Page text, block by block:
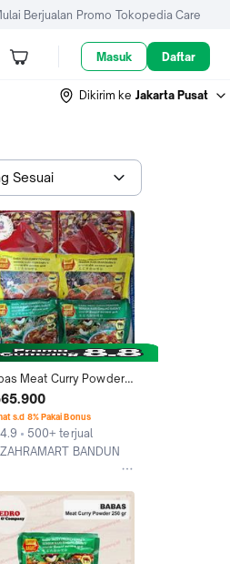
Berjualan Promo Tokopedia Care
Masuk Daftar
Dikirim ke Jakarta Pusat
Sesuai
Meat Curry Powder /
powder / fish curry
250 Gram murah
s.d 8% Pakai Bonus
4.9
500+ terjual
ZAHRAMART BANDUNG